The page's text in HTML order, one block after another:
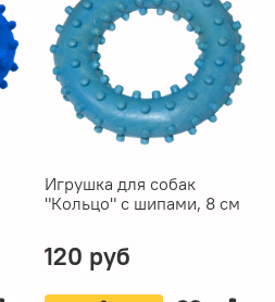
Игрушка для собак
"Кольцо" с шипами, 8 см
120 руб